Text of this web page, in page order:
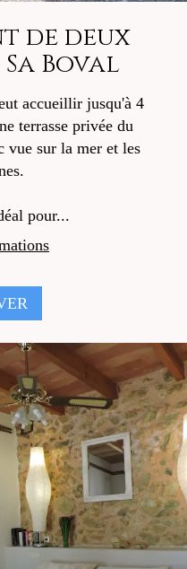
de deux
Boval
accueillir jusqu'à 4
terrasse privée du
vue sur la mer et les
pour...